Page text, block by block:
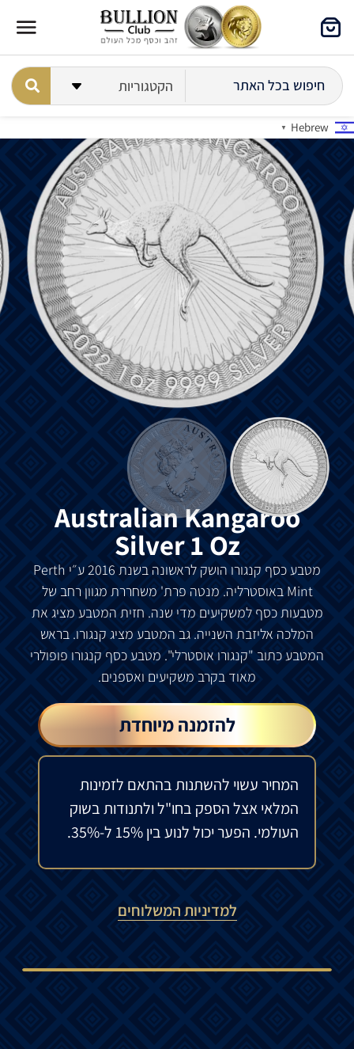
Hebrew
▼
Australian Kangaroo
Silver 1 Oz
מטבעכסף קנגורו הושק לראשונה בשנת ע״י Perth
Mint באוסטרליה. מנטה פרת' משחררת מגוון רחב של
מטבעותכסף למשקיעים מדי שנה. חזית המטבע מציג את
המלכה אליזבת השנייה. גב המטבע מציג קנגורו. בראש
המטבעכתוב "קנגורו אוסטרלי". מטבעכסף קנגורו פופולרי
מאוד בקרב משקיעים ואספנים.
להזמנה מיוחדת
המחיר עשוי להשתנות בהתאם לזמינות
המלאי אצל הספק בחו"ל ולתנודות בשוק
העולמי. הפער יכול לנוע בין 15% ל-35%.
למדיניות המשלוחים